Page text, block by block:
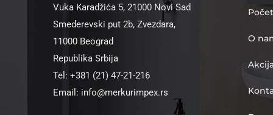
Vuka Karadžića 5, 21000 Novi Sad
Smederevski put 2b, Zvezdara,
11000 Beograd
Republika Srbija
Tel: +381 (21) 47-21-216
Email: info@merkurimpex.rs
O